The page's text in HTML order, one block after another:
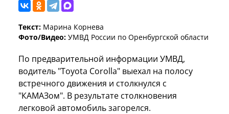
Текст: Марина Корнева
Фото/Видео: УМВД России по Оренбургской области
По предварительной информации УМВД,
водитель "Toyota Corolla" выехал на полосу
встречного движения и столкнулся с
"КАМАЗом". В результате столкновения
легковой автомобиль загорелся.